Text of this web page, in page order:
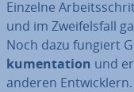
Einzelne
und im Zwei­fels­fall
Noch dazu fungiert
ku­men­ta­ti­on und
anderen Ent­wick­lern.